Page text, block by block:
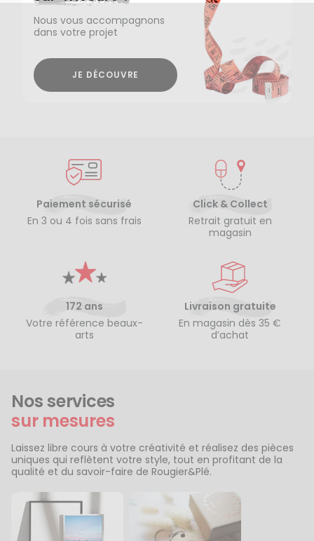
Nous vous accompagnons
dans votre projet
JE DÉCOUVRE
Paiement sécurisé
En 3 ou 4 fois sans frais
Click & Collect
Retrait gratuit en
magasin
172 ans
Votre référence beaux-
arts
Livraison gratuite
En magasin dès 35 €
d’achat
Nos services
sur mesures
Laissez libre cours à votre créativité et réalisez des pièces
uniques qui reflètent votre style, tout en profitant de la
qualité et du savoir-faire de Rougier&Plé.